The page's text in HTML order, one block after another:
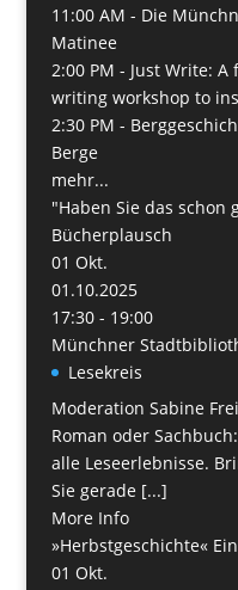
11:00 AM - Die
Matinee
2:00 PM - Just Write:
writing workshop to
2:30 PM -
Berge
mehr...
"Haben Sie das schon
Bücherplausch
01 Okt.
01.10.2025
17:30 - 19:00
Münchner
Lesekreis
Moderation Sabine
Roman oder
alle Leseerlebnisse.
Sie gerade [...]
More Info
»Herbstgeschichte«
01 Okt.